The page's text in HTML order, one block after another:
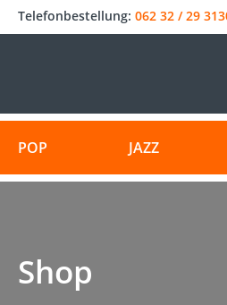
Telefonbestellung: 062 32 / 29
POP JAZZ
Shop